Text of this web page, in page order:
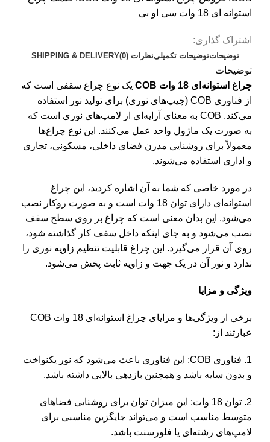
استوانه ای 18 وات سی او بی
اشتراک گذاری:
توضیحاتتوضیحات تکمیلینظرات (0) SHIPPING & DELIVERY
توضیحات
چراغ استوانه‌ای 18 وات COB
یک نوع چراغ سقفی است که
از فناوری COB (چیپ‌های نوری) برای تولید نور استفاده
می‌کند. COB به معنای آرایه‌ای از لامپ‌های نوری است که
به صورت یک ماژول واحد عمل می‌کنند. این نوع چراغ‌ها
معمولاً برای روشنایی مدرن فضای داخلی، مسکونی، تجاری
و اداری استفاده می‌شوند.
در مورد خاصی که شما به آن اشاره کردید، این چراغ
استوانه‌ای دارای توان 18 وات است و به صورت روکار نصب
می‌شود. این بدان معنی است که چراغ بر روی سطح سقف
نصب می‌شود و به جای اینکه داخل سقف کار گذاشته شود،
روی آن قرار می‌گیرد. این چراغ قابلیت تنظیم زاویه نوری را
ندارد و نور آن در یک جهت و زاویه ثابت پخش می‌شود.
ویژگی و مزایا
برخی از ویژگی‌ها و مزایای چراغ استوانه‌ای 18 وات COB
عبارتند از:
1. فناوری COB: این فناوری باعث می‌شود که نور یکنواخت
و بدون سایه باشد و همچنین بازدهی بالایی داشته باشد.
2. توان 18 وات: این میزان توان برای روشنایی فضاهای
متوسط مناسب است و می‌تواند جایگزین مناسبی برای
لامپ‌های رشته‌ای یا فلورسنت باشد.